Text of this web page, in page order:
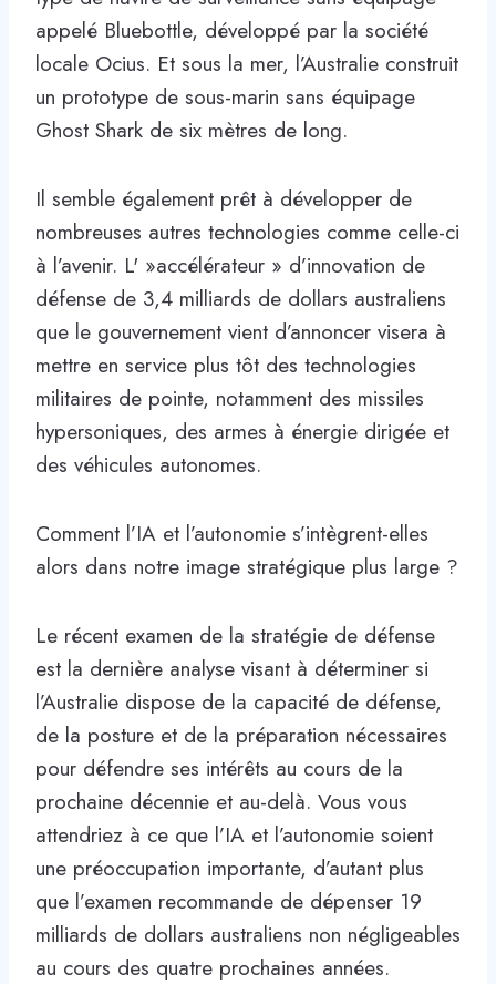
appelé Bluebottle, développé par la société
locale Ocius. Et sous la mer, l’Australie construit
un prototype de sous-marin sans équipage
Ghost Shark de six mètres de long.
Il semble également prêt à développer de
nombreuses autres technologies comme celle-ci
à l’avenir. L' »accélérateur » d’innovation de
défense de 3,4 milliards de dollars australiens
que le gouvernement vient d’annoncer visera à
mettre en service plus tôt des technologies
militaires de pointe, notamment des missiles
hypersoniques, des armes à énergie dirigée et
des véhicules autonomes.
Comment l’IA et l’autonomie s’intègrent-elles
alors dans notre image stratégique plus large ?
Le récent examen de la stratégie de défense
est la dernière analyse visant à déterminer si
l’Australie dispose de la capacité de défense,
de la posture et de la préparation nécessaires
pour défendre ses intérêts au cours de la
prochaine décennie et au-delà. Vous vous
attendriez à ce que l’IA et l’autonomie soient
une préoccupation importante, d’autant plus
que l’examen recommande de dépenser 19
milliards de dollars australiens non négligeables
au cours des quatre prochaines années.